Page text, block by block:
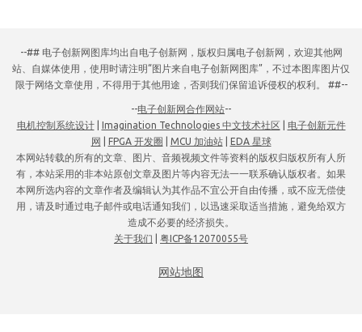
--## 电子创新网图库均出自电子创新网，版权归属电子创新网，欢迎其他网
站、自媒体使用，使用时请注明“图片来自电子创新网图库”，不过本图库图片仅
限于网络文章使用，不得用于其他用途，否则我们保留追诉侵权的权利。 ##--
--电子创新网合作网站--
电机控制系统设计| Imagination Technologies 中文技术社区
电子创新元件
网
FPGA 开发圈 MCU 加油站| EDA 星球
本网站转载的所有的文章、图片、音频视频文件等资料的版权归版权所有人所
有，本站采用的非本站原创文章及图片等内容无法一一联系确认版权者。如果
本网所选内容的文章作者及编辑认为其作品不宜公开自由传播，或不应无偿使
用，请及时通过电子邮件或电话通知我们，以迅速采取适当措施，避免给双方
造成不必要的经济损失。
关于我们
粤ICP备12070055号
网站地图